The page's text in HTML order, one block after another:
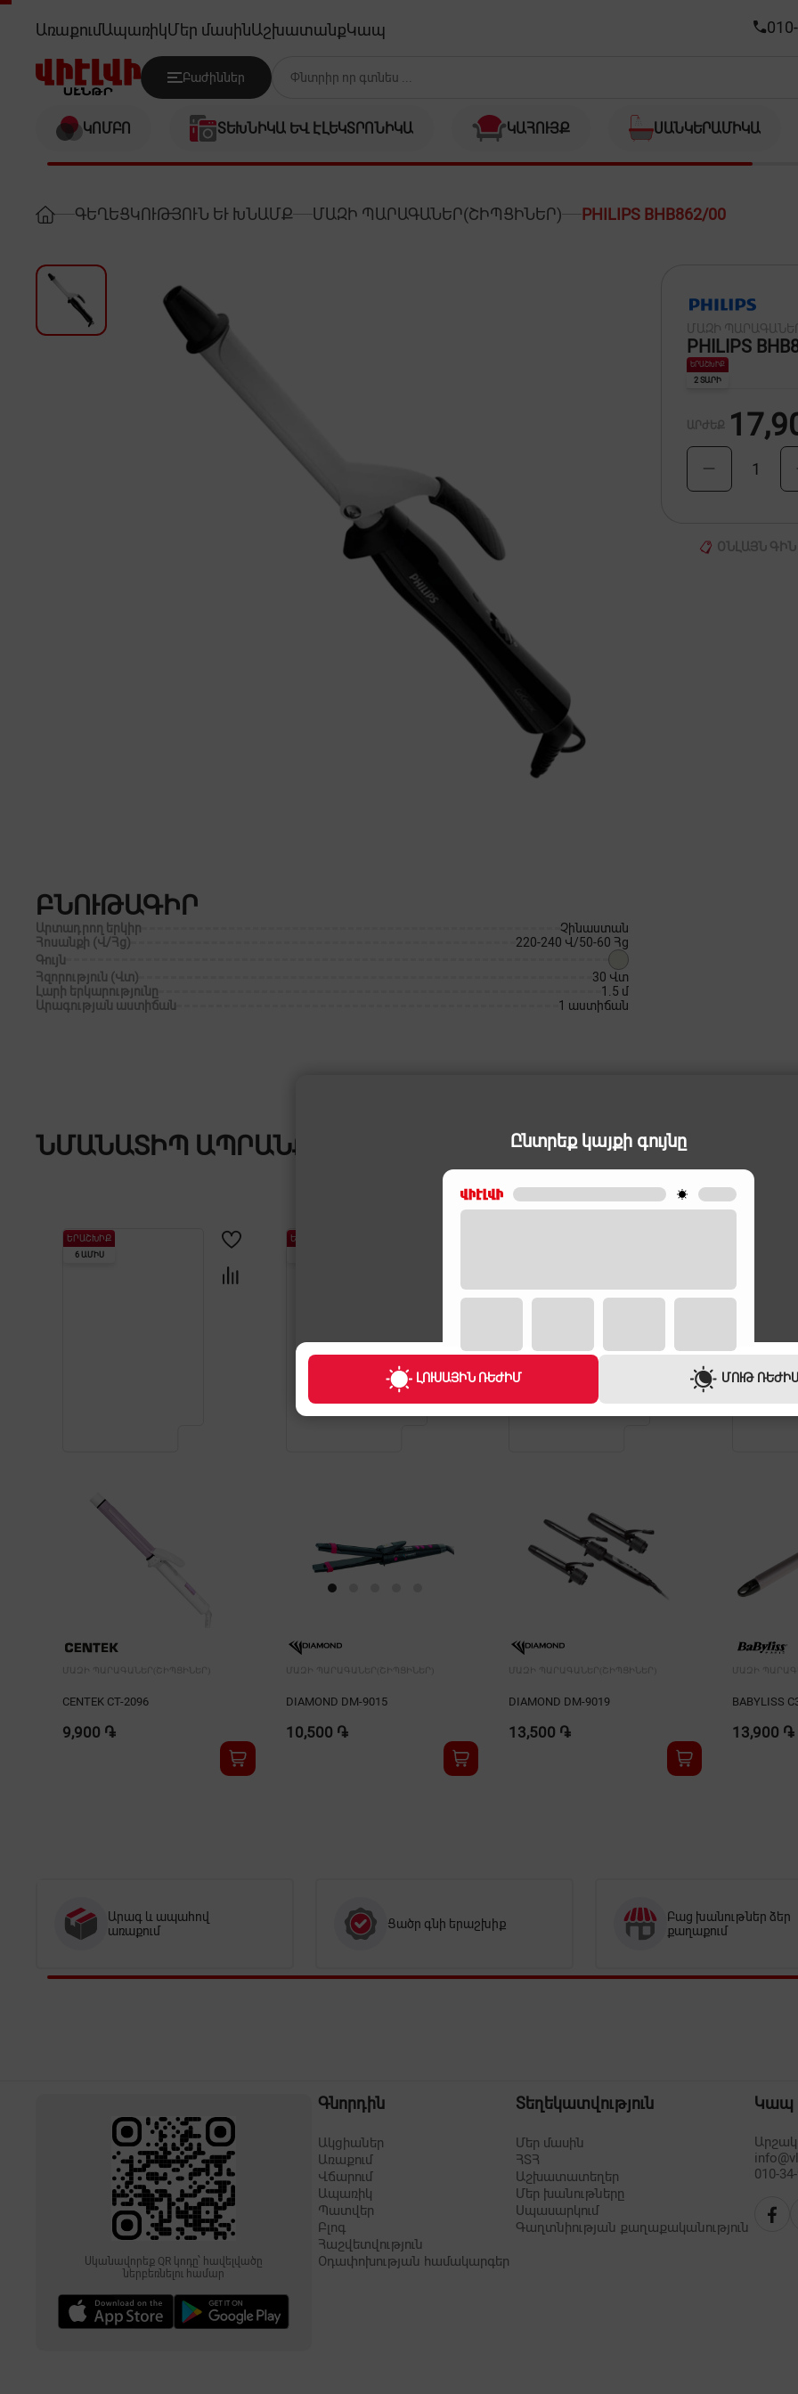
PHILIPS BHB862/00
Ընտրեք կայքի գույնը
ԼՈՒՍԱՅԻՆ ՌԵԺԻՄ ՄՈՒԹ
ԱռաքումԱպառիկՄեր մասինԱշխատանքԿապ
Բաժիններ
ԿՈՄԲՈ ՏԵԽՆԻԿԱ ԵՎ ԷԼԵԿՏՐՈՆԻԿԱ ԿԱՀՈՒՅՔ ՍԱՆԿԵՐԱՄԻԿԱ
ԳԵՂԵՑԿՈՒԹՅՈՒՆ ԵՒ ԽՆԱՄՔ ՄԱԶԻ ՊԱՐԱԳԱՆԵՐ(ՇԻՊՑԻՆԵՐ) PHILIPS BHB862/00
ՄԱԶԻ
PHILIPS
ԵՐԱՇԽԻՔ
2 ՏԱՐԻ
ԱՐԺԵՔ
1
ՕՆԼԱՅՆ ԳԻՆ
ԲՆՈՒԹԱԳԻՐ
Արտադրող երկիր
Չինաստան
Հոսանքի (Վ/Հց)
220-240 Վ/50-60 Հց
Գույն
Հզորություն (Վտ)
30 Վտ
Լարի երկարությունը
1.5 մ
Արագության աստիճան
1 աստիճան
ՆՄԱՆԱՏԻՊ ԱՊՐԱՆՔՆԵՐ
ԵՐԱՇԽԻՔ
6 ԱՄԻՍ
ՄԱԶԻ ՊԱՐԱԳԱՆԵՐ(ՇԻՊՑԻՆԵՐ)
CENTEK CT-2096
9,900 ֏
ԵՐԱՇԽԻՔ
ՄԱԶԻ ՊԱՐԱԳԱՆԵՐ(ՇԻՊՑԻՆԵՐ)
DIAMOND DM-9015
10,500 ֏
ՄԱԶԻ ՊԱՐԱԳԱՆԵՐ(ՇԻՊՑԻՆԵՐ)
DIAMOND DM-9019
13,500 ֏
ՄԱԶԻ
BABYLISS
13,900 ֏
Արագ և ապահով
առաքում
Ցածր գնի երաշխիք
Բաց խանութներ ձեր
քաղաքում
Սկանավորեք QR կոդը՝ հավելվածը
ներբեռնելու համար
Գնորդին
Ակցիաներ
Առաքում
Վճարում
Ապառիկ
Պատվեր
Բլոգ
Հաշվետվություն
Օդափոխության համակարգեր
Տեղեկատվություն
Մեր մասին
ՀՏՀ
Աշխատատեղեր
Մեր խանութները
Սպասարկում
Գաղտնիության քաղաքականություն
Կապ
010-